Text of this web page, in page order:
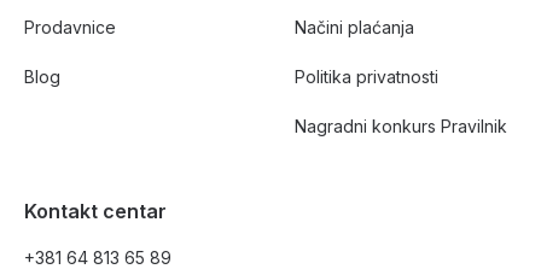
Prodavnice
Blog
Načini plaćanja
Politika privatnosti
Nagradni konkurs Pravilnik
Kontakt centar
+381 64 813 65 89